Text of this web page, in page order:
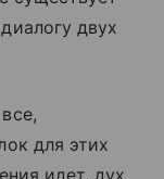
двух
для этих
идет, дух